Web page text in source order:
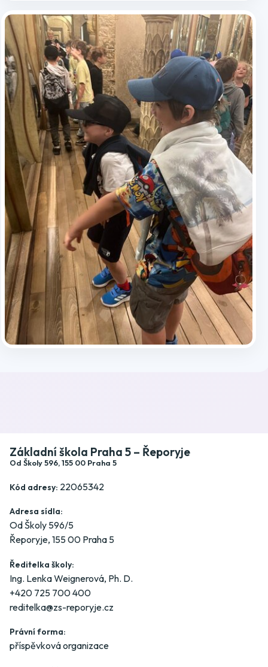
Publikováno: 8.6.2026 | Autor(ka): Michala Lebedová
Základní škola Praha 5 – Řeporyje
Od Školy 596, 155 00 Praha 5
Kód adresy: 22065342
Adresa sídla:
Od Školy 596/5
Řeporyje, 155 00 Praha 5
Ředitelka školy:
Ing. Lenka Weignerová, Ph. D.
+420 725 700 400
reditelka@zs-reporyje.cz
Právní forma:
příspěvková organizace